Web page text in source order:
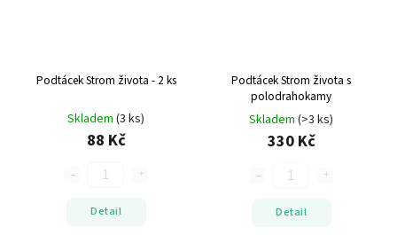
Podtácek Strom života - 2 ks
Skladem (3 ks)
88 Kč
Detail
Podtácek Strom života s
polodrahokamy
Skladem (>3 ks)
330 Kč
Detail